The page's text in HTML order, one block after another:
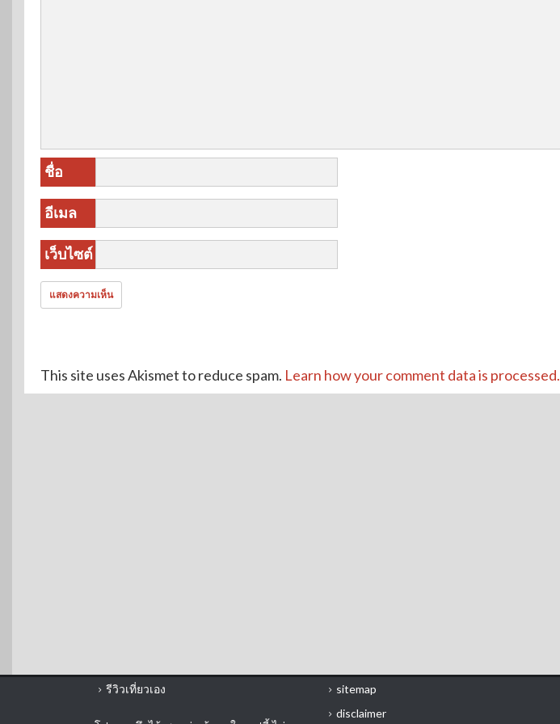
ชื่อ
อีเมล
เว็บไซต์
This site uses Akismet to reduce spam. Learn how your comment data is processed.
รีวิวเที่ยวเอง
sitemap
disclaimer